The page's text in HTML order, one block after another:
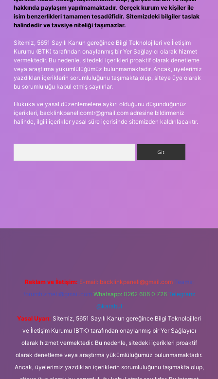
hakkında paylaşım yapılmamaktadır. Gerçek kurum ve kişiler ile
isim benzerlikleri tamamen tesadüfidir. Sitemizdeki bilgiler taslak
halindedir ve tavsiye niteliği taşımazlar.
Sitemiz, 5651 Sayılı Kanun gereğince Bilgi Teknolojileri ve İletişim
Kurumu (BTK) tarafından onaylanmış bir Yer Sağlayıcı olarak hizmet
vermektedir. Bu nedenle, sitedeki içerikleri proaktif olarak denetleme
veya araştırma yükümlülüğümüz bulunmamaktadır. Ancak, üyelerimiz
yazdıkları içeriklerin sorumluluğunu taşımakta olup, siteye üye olarak
bu sorumluluğu kabul etmiş sayılırlar.
Hukuka ve yasal düzenlemelere aykırı olduğunu düşündüğünüz
içerikleri, backlinkpanelicomtr@gmail.com adresine bildirmeniz
halinde, ilgili içerikler yasal süre içerisinde sitemizden kaldırılacaktır.
Reklam ve İletişim: E-mail: backlinkpaneli@gmail.com Teams:
forumhizmeti@gmail.com Whatsapp: 0262 606 0 726 Telegram:
@karabul
Yasal Uyarı: Sitemiz, 5651 Sayılı Kanun gereğince Bilgi Teknolojileri
ve İletişim Kurumu (BTK) tarafından onaylanmış bir Yer Sağlayıcı
olarak hizmet vermektedir. Bu nedenle, sitedeki içerikleri proaktif
olarak denetleme veya araştırma yükümlülüğümüz bulunmamaktadır.
Ancak, üyelerimiz yazdıkları içeriklerin sorumluluğunu taşımakta olup,